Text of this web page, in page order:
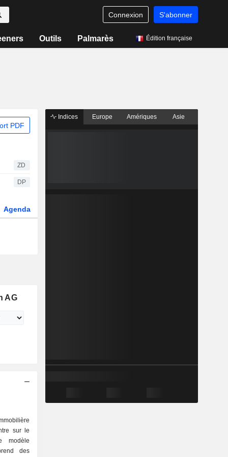
Connexion S'abonner
Outils Palmarès Édition française
PDF
ZD
DP
Agenda
AG
sur le
modèle
des
Indices Europe Amériques Asie